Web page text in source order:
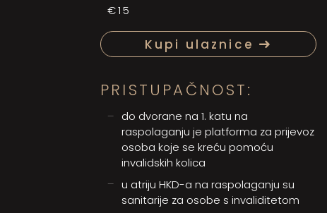
€15
Kupi ulaznice
PRISTUPAČNOST:
do dvorane na 1. katu na
raspolaganju je platforma za prijevoz
osoba koje se kreću pomoću
invalidskih kolica
u atriju HKD-a na raspolaganju su
sanitarije za osobe s invaliditetom